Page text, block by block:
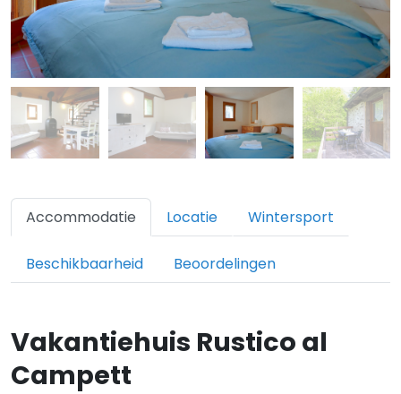
Accommodatie Locatie Wintersport
Beschikbaarheid Beoordelingen
Vakantiehuis Rustico al
Campett